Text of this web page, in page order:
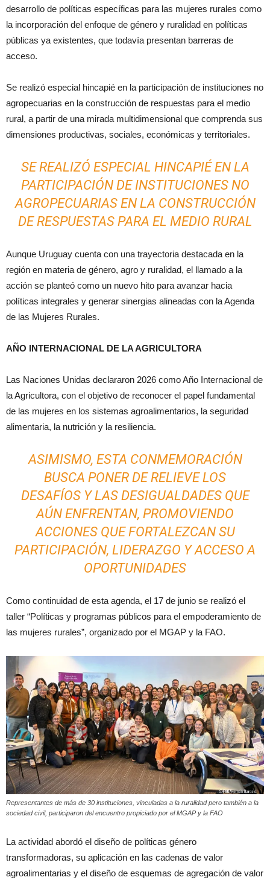
desarrollo de políticas específicas para las mujeres rurales como
la incorporación del enfoque de género y ruralidad en políticas
públicas ya existentes, que todavía presentan barreras de
acceso.
Se realizó especial hincapié en la participación de instituciones no
agropecuarias en la construcción de respuestas para el medio
rural, a partir de una mirada multidimensional que comprenda sus
dimensiones productivas, sociales, económicas y territoriales.
SE REALIZÓ ESPECIAL HINCAPIÉ EN LA
PARTICIPACIÓN DE INSTITUCIONES NO
AGROPECUARIAS EN LA CONSTRUCCIÓN
DE RESPUESTAS PARA EL MEDIO RURAL
Aunque Uruguay cuenta con una trayectoria destacada en la
región en materia de género, agro y ruralidad, el llamado a la
acción se planteó como un nuevo hito para avanzar hacia
políticas integrales y generar sinergias alineadas con la Agenda
de las Mujeres Rurales.
AÑO INTERNACIONAL DE LA AGRICULTORA
Las Naciones Unidas declararon 2026 como Año Internacional de
la Agricultora, con el objetivo de reconocer el papel fundamental
de las mujeres en los sistemas agroalimentarios, la seguridad
alimentaria, la nutrición y la resiliencia.
ASIMISMO, ESTA CONMEMORACIÓN
BUSCA PONER DE RELIEVE LOS
DESAFÍOS Y LAS DESIGUALDADES QUE
AÚN ENFRENTAN, PROMOVIENDO
ACCIONES QUE FORTALEZCAN SU
PARTICIPACIÓN, LIDERAZGO Y ACCESO A
OPORTUNIDADES
Como continuidad de esta agenda, el 17 de junio se realizó el
taller “Políticas y programas públicos para el empoderamiento de
las mujeres rurales”, organizado por el MGAP y la FAO.
Representantes de más de 30 instituciones, vinculadas a la ruralidad pero también a la
sociedad civil, participaron del encuentro propiciado por el MGAP y la FAO
La actividad abordó el diseño de políticas género
transformadoras, su aplicación en las cadenas de valor
agroalimentarias y el diseño de esquemas de agregación de valor